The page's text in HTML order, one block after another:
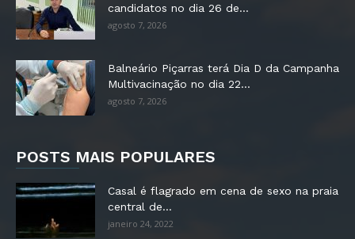
candidatos no dia 26 de...
agosto 7, 2026
Balneário Piçarras terá Dia D da Campanha
Multivacinação no dia 22...
agosto 7, 2026
POSTS MAIS POPULARES
Casal é flagrado em cena de sexo na praia
central de...
janeiro 24, 2022